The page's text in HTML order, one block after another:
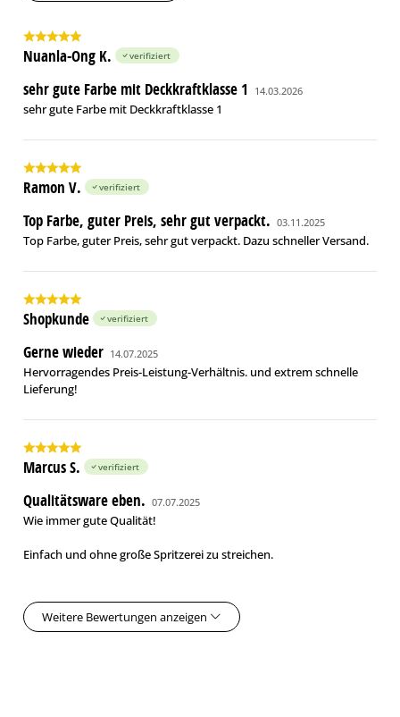
Nuanla-Ong K. verifiziert
sehr gute Farbe mit Deckkraftklasse 1 14.03.2026
sehr gute Farbe mit Deckkraftklasse 1
Ramon V. verifiziert
Top Farbe, guter Preis, sehr gut verpackt. 03.11.2025
Top Farbe, guter Preis, sehr gut verpackt. Dazu schneller Versand.
Shopkunde verifiziert
Gerne wieder 14.07.2025
Hervorragendes Preis-Leistung-Verhältnis. und extrem schnelle
Lieferung!
Marcus S. verifiziert
Qualitätsware eben. 07.07.2025
Wie immer gute Qualität!
Einfach und ohne große Spritzerei zu streichen.
Weitere Bewertungen anzeigen